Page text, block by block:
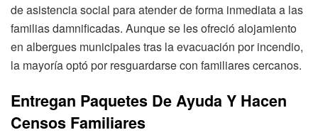
de asistencia social para atender de forma inmediata a las
familias damnificadas. Aunque se les ofreció alojamiento
en albergues municipales tras la evacuación por incendio,
la mayoría optó por resguardarse con familiares cercanos.
Entregan Paquetes De Ayuda Y Hacen
Censos Familiares